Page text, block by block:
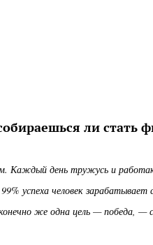
ли стать
Каждый день тружусь и
успеха человек
же одна цель — победа, —